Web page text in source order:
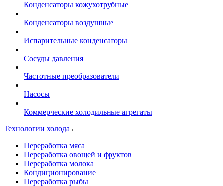
Конденсаторы кожухотрубные
Конденсаторы воздушные
Испарительные конденсаторы
Сосуды давления
Частотные преобразователи
Насосы
Коммерческие холодильные агрегаты
Технологии холода
Переработка мяса
Переработка овощей и фруктов
Переработка молока
Кондиционирование
Переработка рыбы